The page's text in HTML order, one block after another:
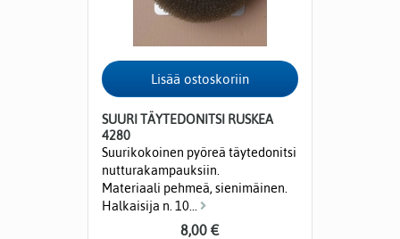
SUURI TÄYTEDONITSI RUSKEA
4280
Suurikokoinen pyöreä täytedonitsi
nutturakampauksiin.
Materiaali pehmeä, sienimäinen.
Halkaisija n. 10...
8,00 €